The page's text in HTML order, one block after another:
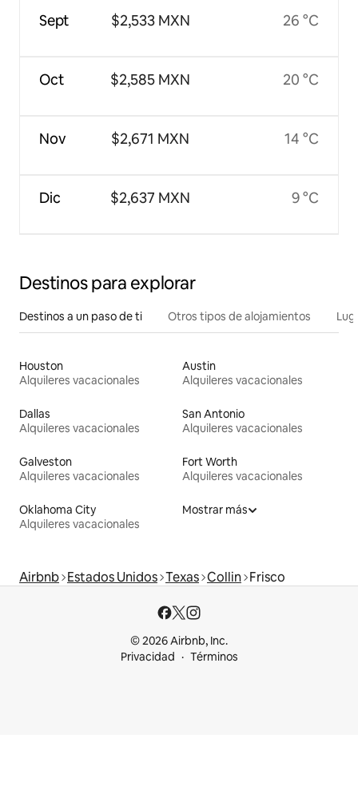
Sept
Oct
Nov
Dic
$2,533 MXN
$2,585 MXN
$2,671 MXN
$2,637 MXN
26 °C
20 °C
14 °C
9 °C
Destinos para explorar
Destinos a un paso de ti Otros tipos de alojamientos
Houston
Alquileres vacacionales
Austin
Alquileres vacacionales
Dallas
Alquileres vacacionales
San Antonio
Alquileres vacacionales
Galveston
Alquileres vacacionales
Fort Worth
Alquileres vacacionales
Oklahoma City
Alquileres vacacionales
Mostrar más
Airbnb Estados Unidos Texas Collin Frisco
© 2026 Airbnb, Inc.
Privacidad
Términos